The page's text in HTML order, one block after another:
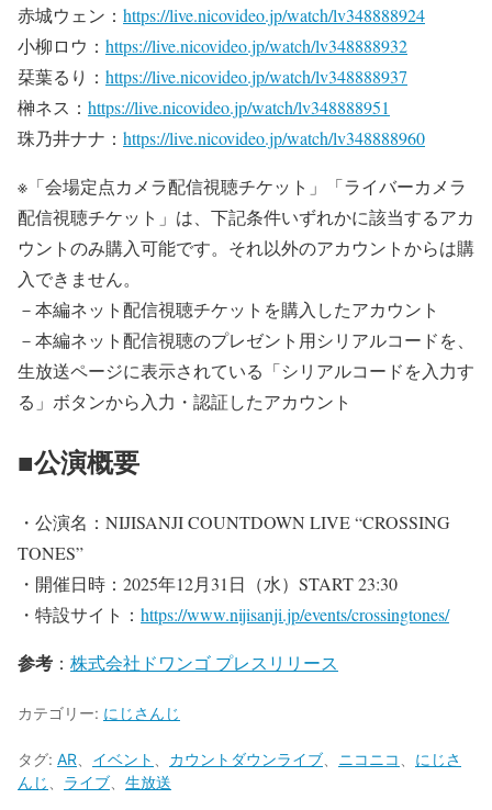
赤城ウェン： https://live.nicovideo.jp/watch/lv348888924
小柳ロウ： https://live.nicovideo.jp/watch/lv348888932
栞葉るり： https://live.nicovideo.jp/watch/lv348888937
榊ネス： https://live.nicovideo.jp/watch/lv348888951
珠乃井ナナ： https://live.nicovideo.jp/watch/lv348888960
※「会場定点カメラ配信視聴チケット」「ライバーカメラ
配信視聴チケット」は、下記条件いずれかに該当するアカ
ウントのみ購入可能です。それ以外のアカウントからは購
入できません。
－本編ネット配信視聴チケットを購入したアカウント
－本編ネット配信視聴のプレゼント用シリアルコードを、
生放送ページに表示されている「シリアルコードを入力す
る」ボタンから入力・認証したアカウント
■公演概要
・公演名：NIJISANJI COUNTDOWN LIVE “CROSSING
TONES”
・開催日時：2025年12月31日（水）START 23:30
・特設サイト： https://www.nijisanji.jp/events/crossingtones/
参考 ： 株式会社ドワンゴ プレスリリース
カテゴリー: にじさんじ
タグ: AR イベント カウントダウンライブ ニコニコ
にじさ
んじ
ライブ 生放送